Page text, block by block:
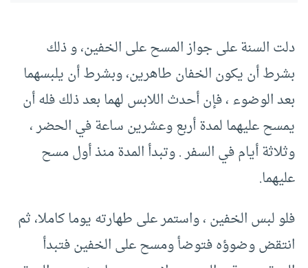
دلت السنة على جواز المسح على الخفين، و ذلك
بشرط أن يكون الخفان طاهرين، وبشرط أن يلبسهما
بعد الوضوء ، فإن أحدث اللابس لهما بعد ذلك فله أن
يمسح عليهما لمدة أربع وعشرين ساعة في الحضر ،
وثلاثة أيام في السفر . وتبدأ المدة منذ أول مسح
عليهما.
فلو لبس الخفين ، واستمر على طهارته يوما كاملا، ثم
انتقض وضوؤه فتوضأ ومسح على الخفين فتبدأ